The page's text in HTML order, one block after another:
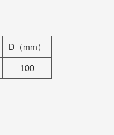
D（mm）
100